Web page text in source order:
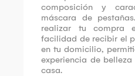
composición y
máscara de
realizar tu compra
facilidad de recibir el
en tu domicilio,
experiencia de
casa.